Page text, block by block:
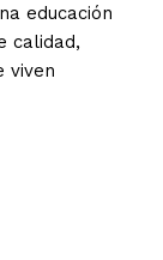
educación
calidad,
viven